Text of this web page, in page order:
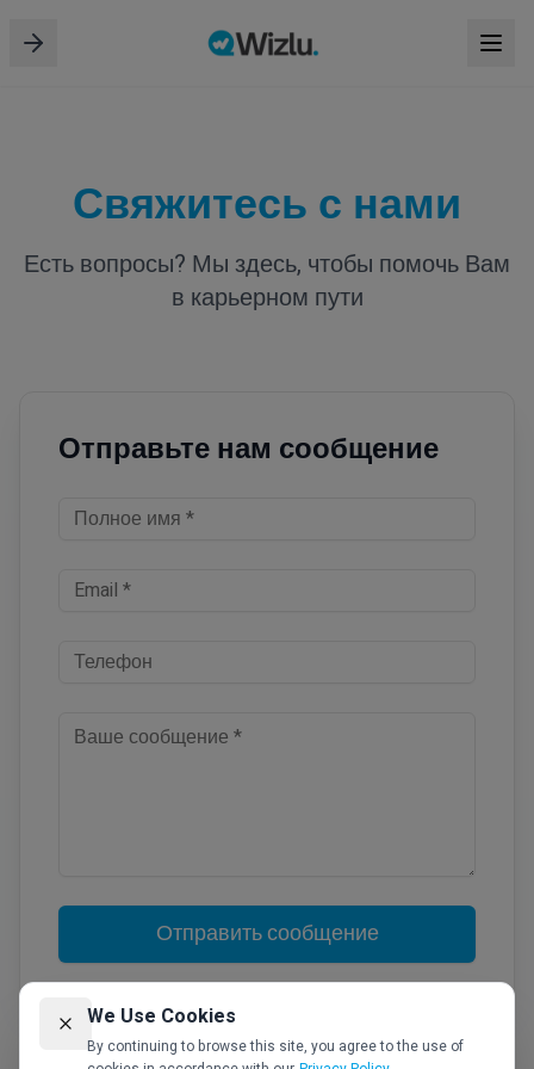
Свяжитесь с нами
Есть вопросы? Мы здесь, чтобы помочь Вам
в карьерном пути
Отправьте нам сообщение
Отправить сообщение
We Use Cookies
By continuing to browse this site, you agree to the use of